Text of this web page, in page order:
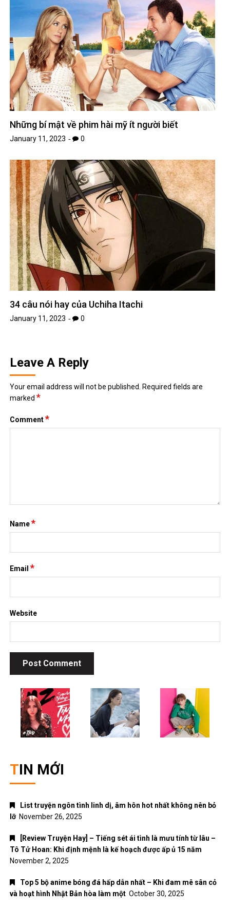
Những bí mật về phim hài mỹ ít người biết
January 11, 2023 0
34 câu nói hay của Uchiha Itachi
January 11, 2023 0
Leave A Reply
Your email address will not be published. Required fields are
marked*
Comment*
Name*
Email*
Website
TIN MỚI
List truyện ngôn tình linh dị, âm hôn hot nhất không nên bỏ
lỡ November 26, 2025
[Review Truyện Hay] – Tiếng sét ái tình là mưu tính từ lâu –
Tô Tử Hoan: Khi định mệnh là kế hoạch được ấp ủ 15 năm
November 2, 2025
Top 5 bộ anime bóng đá hấp dẫn nhất – Khi đam mê sân cỏ
và hoạt hình Nhật Bản hòa làm một October 30, 2025